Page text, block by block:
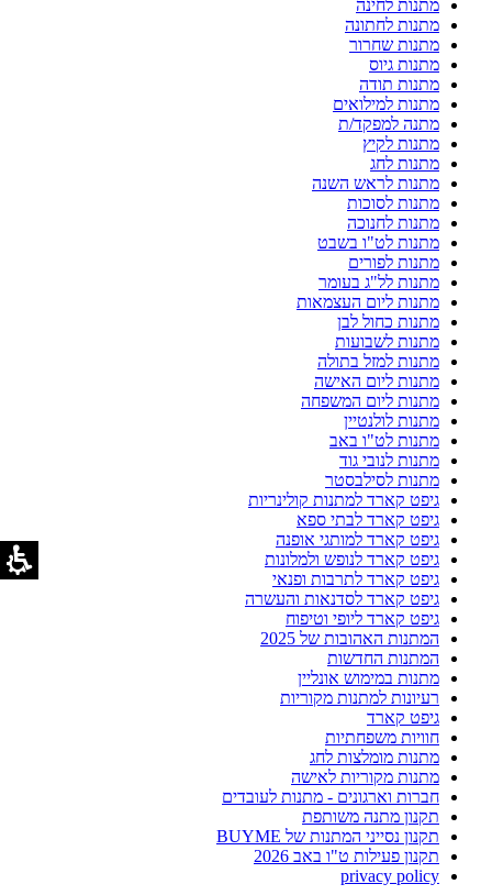
מתנות לחינה
מתנות לחתונה
מתנות שחרור
מתנות גיוס
מתנות תודה
מתנות למילואים
מתנה למפקד/ת
מתנות לקיץ
מתנות לחג
מתנות לראש השנה
מתנות לסוכות
מתנות לחנוכה
מתנות לט"ו בשבט
מתנות לפורים
מתנות לל"ג בעומר
מתנות ליום העצמאות
מתנות כחול לבן
מתנות לשבועות
מתנות למזל בתולה
מתנות ליום האישה
מתנות ליום המשפחה
מתנות לולנטיין
מתנות לט"ו באב
מתנות לנובי גוד
מתנות לסילבסטר
גיפט קארד למתנות קולינריות
גיפט קארד לבתי ספא
גיפט קארד למותגי אופנה
גיפט קארד לנופש ולמלונות
גיפט קארד לתרבות ופנאי
גיפט קארד לסדנאות והעשרה
גיפט קארד ליופי וטיפוח
המתנות האהובות של 2025
המתנות החדשות
מתנות במימוש אונליין
רעיונות למתנות מקוריות
גיפט קארד
חוויות משפחתיות
מתנות מומלצות לחג
מתנות מקוריות לאישה
חברות וארגונים - מתנות לעובדים
תקנון מתנה משותפת
תקנון נסייני המתנות של BUYME
תקנון פעילות ט"ו באב 2026
privacy policy